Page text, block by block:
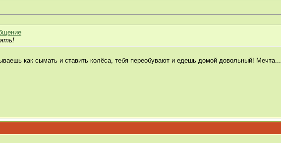
как сымать и ставить колёса, тебя переобувают и едешь домой довольный! Мечта...